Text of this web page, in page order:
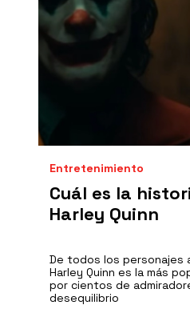
Entretenimiento
Cuál es la
Harley Quinn
De todos los personajes
Harley Quinn es la más
por cientos de
desequilibrio